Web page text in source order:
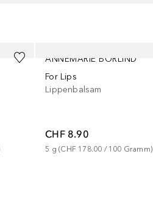
ANNEMARIE BÖRLIND
For Lips
Lippenbalsam
CHF 8.90
5 g (CHF 178.00 / 100 Gramm)